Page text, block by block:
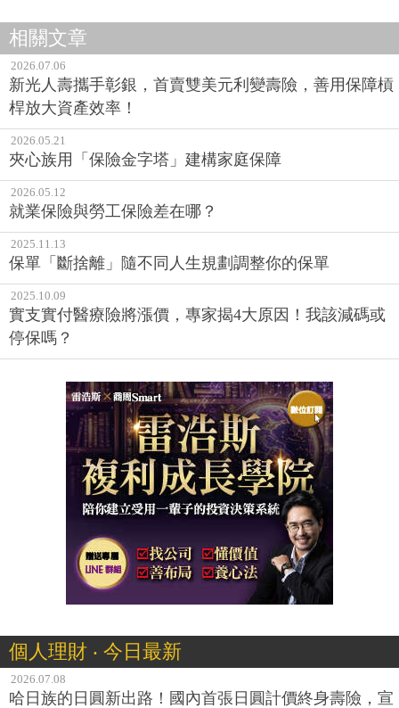
相關文章
2026.07.06
新光人壽攜手彰銀，首賣雙美元利變壽險，善用保障槓
桿放大資產效率！
2026.05.21
夾心族用「保險金字塔」建構家庭保障
2026.05.12
就業保險與勞工保險差在哪？
2025.11.13
保單「斷捨離」隨不同人生規劃調整你的保單
2025.10.09
實支實付醫療險將漲價，專家揭4大原因！我該減碼或
停保嗎？
個人理財 ‧ 今日最新
2026.07.08
哈日族的日圓新出路！國內首張日圓計價終身壽險，宣